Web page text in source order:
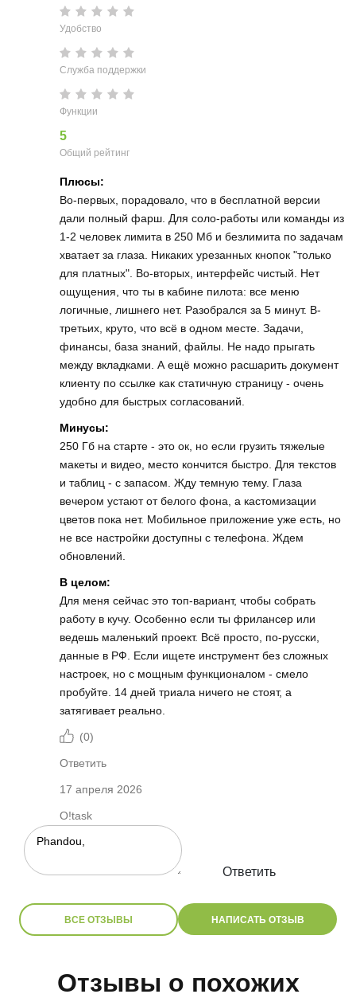
Удобство
Служба поддержки
Функции
5
Общий рейтинг
Плюсы:
Во-первых, порадовало, что в бесплатной версии
дали полный фарш. Для соло-работы или команды из
1-2 человек лимита в 250 Мб и безлимита по задачам
хватает за глаза. Никаких урезанных кнопок "только
для платных". Во-вторых, интерфейс чистый. Нет
ощущения, что ты в кабине пилота: все меню
логичные, лишнего нет. Разобрался за 5 минут. В-
третьих, круто, что всё в одном месте. Задачи,
финансы, база знаний, файлы. Не надо прыгать
между вкладками. А ещё можно расшарить документ
клиенту по ссылке как статичную страницу - очень
удобно для быстрых согласований.
Минусы:
250 Гб на старте - это ок, но если грузить тяжелые
макеты и видео, место кончится быстро. Для текстов
и таблиц - с запасом. Жду темную тему. Глаза
вечером устают от белого фона, а кастомизации
цветов пока нет. Мобильное приложение уже есть, но
не все настройки доступны с телефона. Ждем
обновлений.
В целом:
Для меня сейчас это топ-вариант, чтобы собрать
работу в кучу. Особенно если ты фрилансер или
ведешь маленький проект. Всё просто, по-русски,
данные в РФ. Если ищете инструмент без сложных
настроек, но с мощным функционалом - смело
пробуйте. 14 дней триала ничего не стоят, а
затягивает реально.
(0)
Ответить
17 апреля 2026
O!task
Ответить
ВСЕ ОТЗЫВЫ НАПИСАТЬ ОТЗЫВ
Отзывы о похожих